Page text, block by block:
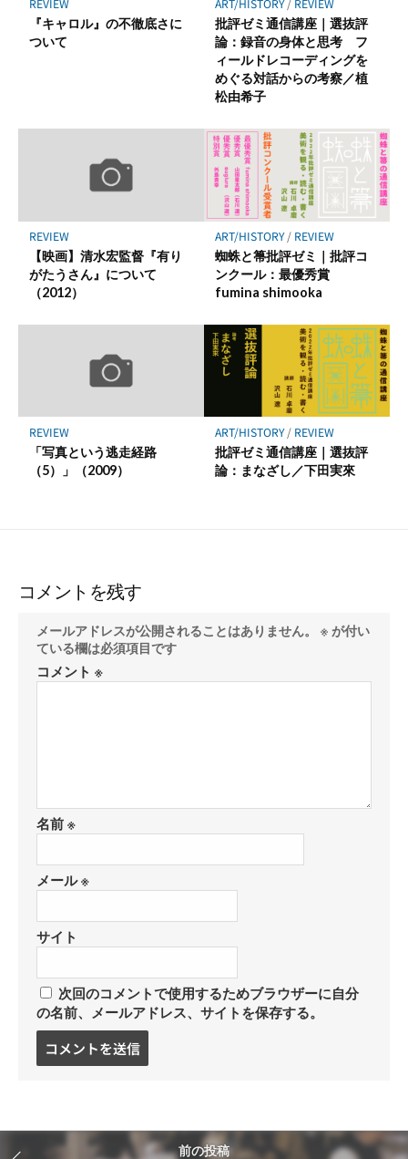
存
REVIEW
『キャロル』の不徹底さに
ついて
ART/HISTORY/ REVIEW
批評ゼミ通信講座｜選抜評
論：録音の身体と思考 フ
ィールドレコーディングを
めぐる対話からの考察／植
松由希子
REVIEW
【映画】清水宏監督『有り
がたうさん』について
（2012）
ART/HISTORY/ REVIEW
蜘蛛と箒批評ゼミ｜批評コ
ンクール：最優秀賞
fumina shimooka
REVIEW
「写真という逃走経路
（5）」（2009）
ART/HISTORY/ REVIEW
批評ゼミ通信講座｜選抜評
論：まなざし／下田実來
コメントを残す
メールアドレスが公開されることはありません。
※が付い
ている欄は必須項目です
コメント ※
名前※
メール※
サイト
次回のコメントで使用するためブラウザーに自分
の名前、メールアドレス、サイトを保存する。
コ
る
前の投稿